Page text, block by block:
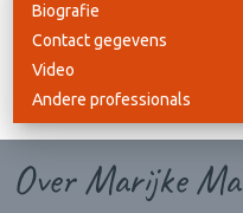
Biografie
Contact gegevens
Video
Andere professionals
Over Marijke